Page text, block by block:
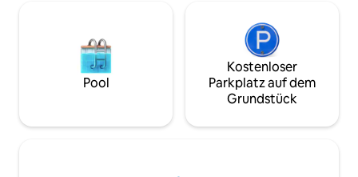
Pool
Kostenloser
Parkplatz auf dem
Grundstück